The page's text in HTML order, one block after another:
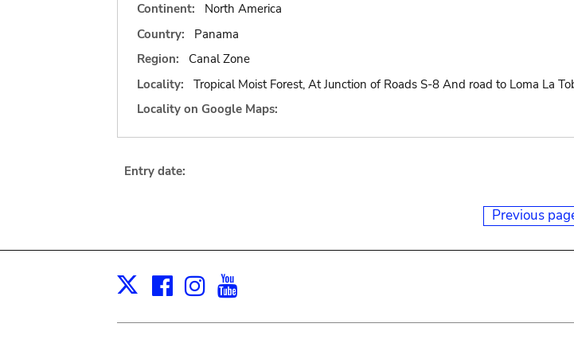
Continent:
North America
Country:
Panama
Region:
Canal Zone
Locality:
Tropical Moist Forest, At Junction of Roads S-8 And road to Loma La
Locality on Google Maps:
Entry date:
Previous
X Facebook
Instagram